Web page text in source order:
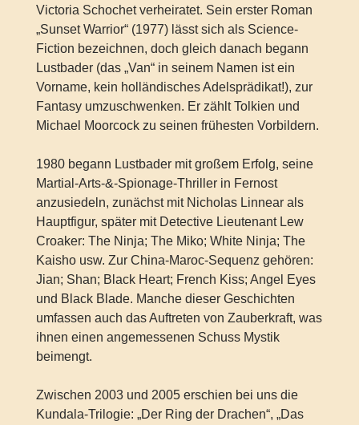
Victoria Schochet verheiratet. Sein erster Roman
„Sunset Warrior“ (1977) lässt sich als Science-
Fiction bezeichnen, doch gleich danach begann
Lustbader (das „Van“ in seinem Namen ist ein
Vorname, kein holländisches Adelsprädikat!), zur
Fantasy umzuschwenken. Er zählt Tolkien und
Michael Moorcock zu seinen frühesten Vorbildern.
1980 begann Lustbader mit großem Erfolg, seine
Martial-Arts-&-Spionage-Thriller in Fernost
anzusiedeln, zunächst mit Nicholas Linnear als
Hauptfigur, später mit Detective Lieutenant Lew
Croaker: The Ninja; The Miko; White Ninja; The
Kaisho usw. Zur China-Maroc-Sequenz gehören:
Jian; Shan; Black Heart; French Kiss; Angel Eyes
und Black Blade. Manche dieser Geschichten
umfassen auch das Auftreten von Zauberkraft, was
ihnen einen angemessenen Schuss Mystik
beimengt.
Zwischen 2003 und 2005 erschien bei uns die
Kundala-Trilogie: „Der Ring der Drachen“, „Das